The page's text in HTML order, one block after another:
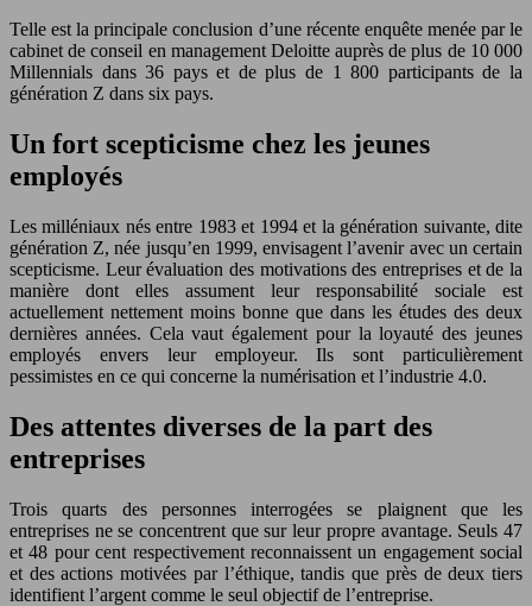
Telle est la principale conclusion d’une récente enquête menée par le
cabinet de conseil en management Deloitte auprès de plus de 10 000
Millennials dans 36 pays et de plus de 1 800 participants de la
génération Z dans six pays.
Un fort scepticisme chez les jeunes
employés
Les milléniaux nés entre 1983 et 1994 et la génération suivante, dite
génération Z, née jusqu’en 1999, envisagent l’avenir avec un certain
scepticisme. Leur évaluation des motivations des entreprises et de la
manière dont elles assument leur responsabilité sociale est
actuellement nettement moins bonne que dans les études des deux
dernières années. Cela vaut également pour la loyauté des jeunes
employés envers leur employeur. Ils sont particulièrement
pessimistes en ce qui concerne la numérisation et l’industrie 4.0.
Des attentes diverses de la part des
entreprises
Trois quarts des personnes interrogées se plaignent que les
entreprises ne se concentrent que sur leur propre avantage. Seuls 47
et 48 pour cent respectivement reconnaissent un engagement social
et des actions motivées par l’éthique, tandis que près de deux tiers
identifient l’argent comme le seul objectif de l’entreprise.